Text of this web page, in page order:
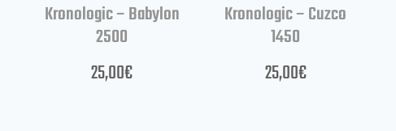
Kronologic – Babylon
2500
25,00€
Kronologic – Cuzco
1450
25,00€